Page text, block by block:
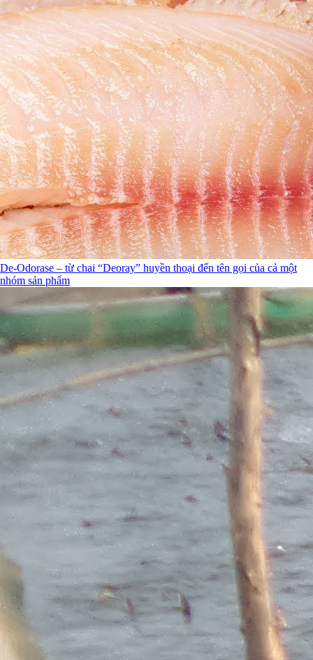
De-Odorase – từ chai “Deoray” huyền thoại đến tên gọi của cả một
nhóm sản phẩm